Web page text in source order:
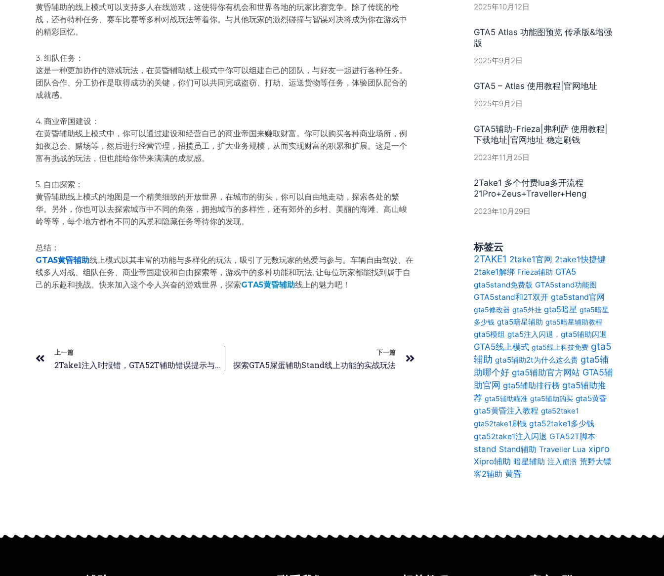
黄昏辅助的线上模式可以支持多人在线游戏，这使得你有机会和世界各地的玩家比赛竞争。除了传统的枪
战，还有特种任务、赛车比赛等多种对战玩法等着你。与其他玩家的激烈碰撞与智谋对决将成为你在游戏中
的精彩回忆。
3. 组队任务：
这是一种更加协作的游戏玩法，在黄昏辅助线上模式中你可以组建自己的团队，与好友一起进行各种任务。
团队合作、分工协作是取得成功的关键，你们可以共同完成盗窃、打劫、运送货物等任务，体验团队配合的
成就感。
4. 商业帝国建设：
在黄昏辅助线上模式中，你可以通过建设和经营自己的商业帝国来赚取财富。你可以购买各种商业场所，例
如夜总会、赌场等，然后进行经营管理，招揽员工，扩大业务规模，从而实现财富的积累和扩展。这是一个
富有挑战的玩法，但也能给你带来满满的成就感。
5. 自由探索：
黄昏辅助线上模式的地图是一个精美细致的开放世界，在城市的街头，你可以自由地走动，探索各处的繁
华。另外，你也可以去探索城市中不同的角落，拥抱城市的多样性，还有郊外的乡村、美丽的海滩、高山峻
岭等等，每个地方都有不同的风景和隐藏任务等待你的发现。
总结：
GTA5黄昏辅助线上模式以其丰富的功能与多样化的玩法，吸引了无数玩家的热爱与参与。车辆自由驾驶、在
线多人对战、组队任务、商业帝国建设和自由探索等，游戏中的多种功能和玩法, 让每位玩家都能找到属于自
己的乐趣和挑战。快来加入这个令人兴奋的游戏世界，探索GTA5黄昏辅助线上的魅力吧！
上一篇
2Take1注入时报错，GTA52T辅助错误提示与解决方案
下一篇
探索GTA5屎蛋辅助Stand线上功能的实战玩法
2025年10月12日
GTA5 Atlas 功能图预览 传承版&增强
版
2025年9月2日
GTA5 – Atlas 使用教程|官网地址
2025年9月2日
GTA5辅助-Frieza|弗利萨 使用教程|
下载地址|官网地址 稳定刷钱
2023年11月25日
2Take1 多个付费lua多开流程
21Pro+Zeus+Traveller+Heng
2023年10月29日
标签云
2TAKE1 2take1官网 2take1快捷键
2take1解绑 Frieza辅助 GTA5
gta5stand免费版 GTA5stand功能图
GTA5stand和2T双开 gta5stand官网
gta5修改器 gta5外挂 gta5暗星 gta5暗星
多少钱 gta5暗星辅助 gta5暗星辅助教程
gta5模组 gta5注入闪退，gta5辅助闪退
GTA5线上模式 gta5线上科技免费 gta5
辅助 gta5辅助2t为什么这么贵 gta5辅
助哪个好 gta5辅助官方网站 GTA5辅
助官网 gta5辅助排行榜 gta5辅助推
荐 gta5辅助瞄准 gta5辅助购买 gta5黄昏
gta5黄昏注入教程 gta52take1
gta52take1刷钱 gta52take1多少钱
gta52take1注入闪退 GTA52T脚本
stand Stand辅助 Traveller Lua xipro
Xipro辅助 暗星辅助 注入崩溃 荒野大镖
客2辅助 黄昏